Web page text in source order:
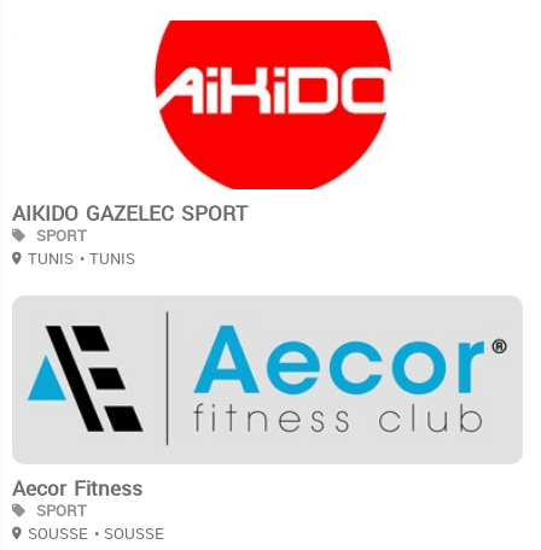
AIKIDO GAZELEC SPORT
SPORT
TUNIS • TUNIS
Aecor Fitness
SPORT
SOUSSE • SOUSSE